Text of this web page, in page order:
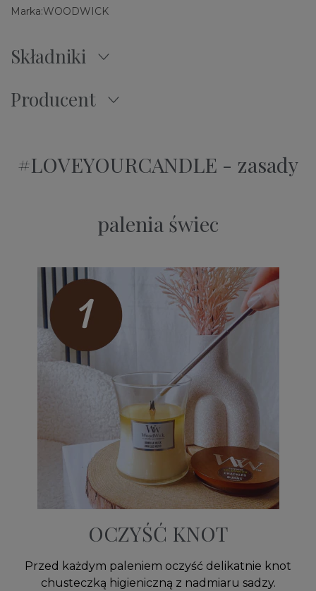
Marka:WOODWICK
Składniki
Producent
#LOVEYOURCANDLE - zasady
palenia świec
OCZYŚĆ KNOT
Przed każdym paleniem oczyść delikatnie knot
chusteczką higieniczną z nadmiaru sadzy.